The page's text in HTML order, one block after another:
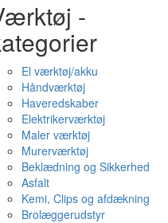
-
El værktøj/akku
Håndværktøj
Haveredskaber
Elektrikerværktøj
Maler værktøj
Murerværktøj
Beklædning og Sikkerhed
Asfalt
Kemi, Clips og afdækning
Brolæggerudstyr